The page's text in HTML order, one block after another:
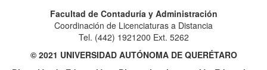
Facultad de Contaduría y Administración
Coordinación de Licenciaturas a Distancia
Tel. (442) 1921200 Ext. 5262
© 2021 UNIVERSIDAD AUTÓNOMA DE QUERÉTARO